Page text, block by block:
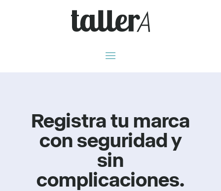
Registra tu marca
con seguridad y
sin
complicaciones.